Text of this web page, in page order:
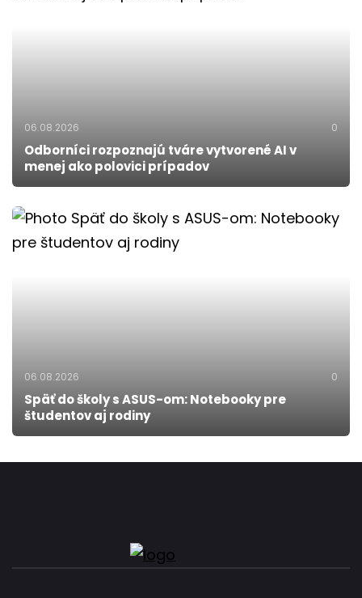
06.08.2026 0
Odborníci rozpoznajú tváre vytvorené AI v
menej ako polovici prípadov
06.08.2026 0
Späť do školy s ASUS-om: Notebooky pre
študentov aj rodiny